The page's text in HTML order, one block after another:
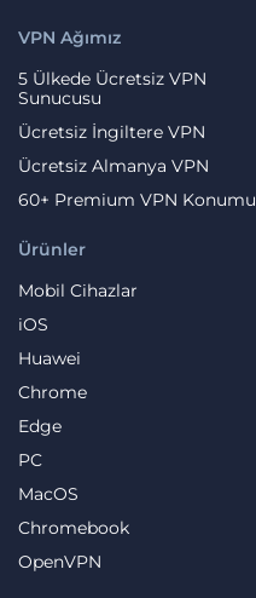
Ürünler
Mobil Cihazlar
iOS
Huawei
Chrome
Edge
PC
MacOS
Chromebook
OpenVPN
VPN Ağımız
5 Ülkede Ücretsiz VPN
Sunucusu
Ücretsiz İngiltere VPN
Ücretsiz Almanya VPN
60+ Premium VPN Konumu